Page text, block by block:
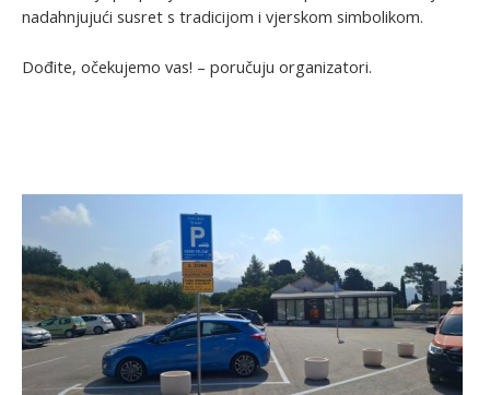
nadahnjujući susret s tradicijom i vjerskom simbolikom.
Dođite, očekujemo vas! – poručuju organizatori.